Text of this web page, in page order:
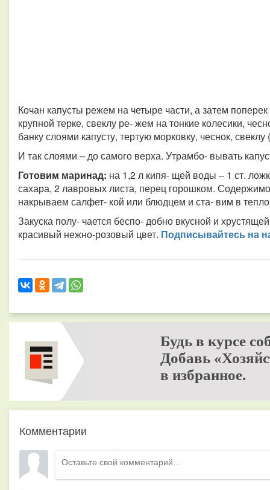
Кочан капусты режем на четыре части, а затем
крупной терке, свеклу ре- жем на тонкие колесики,
банку слоями капусту, тертую морковку, чеснок,
И так слоями – до самого верха. Утрамбо- вывать
Готовим маринад: на 1,2 л кипя- щей воды – 1 ст.
сахара, 2 лавровых листа, перец горошком.
накрываем салфет- кой или блюдцем и ста- вим в
Закуска полу- чается беспо- добно вкусной и
красивый нежно-розовый цвет. Подписывайтесь на
Будь в курсе
Добавь
в избранное.
Комментарии